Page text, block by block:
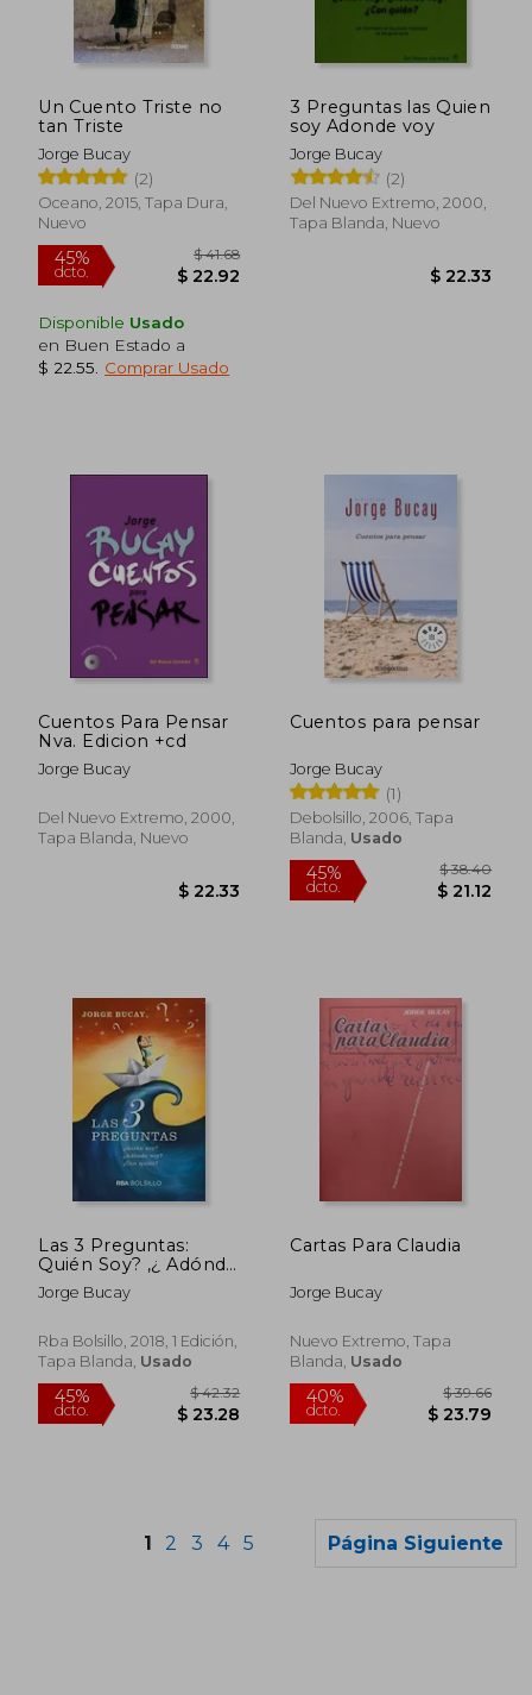
45%
dcto.
45%
dcto.
35%
dcto. $ 22.08
Un Cuento Triste no
tan Triste
Jorge Bucay
(2)
Oceano, 2015, Tapa Dura,
Nuevo
Disponible Usado
en Buen Estado a
$ 22.55
Comprar Usado
3 Preguntas las Quien
soy Adonde voy
Jorge Bucay
(2)
Del Nuevo Extremo, 2000,
Tapa Blanda, Nuevo
Cuentos Para Pensar
Nva. Edicion +cd
Jorge Bucay
Del Nuevo Extremo, 2000,
Tapa Blanda, Nuevo
Cuentos para pensar
Jorge Bucay
(1)
Debolsillo, 2006, Tapa
Blanda, Usado
Las 3 Preguntas:
Quién Soy? ,¿ Adónde
Voy? ,¿ Con Quién?
Jorge Bucay
Rba Bolsillo, 2018, 1 Edición,
Tapa Blanda, Usado
Cartas Para Claudia
Jorge Bucay
Nuevo Extremo, Tapa
Blanda, Usado
1 2 3 4 5 Página Siguiente